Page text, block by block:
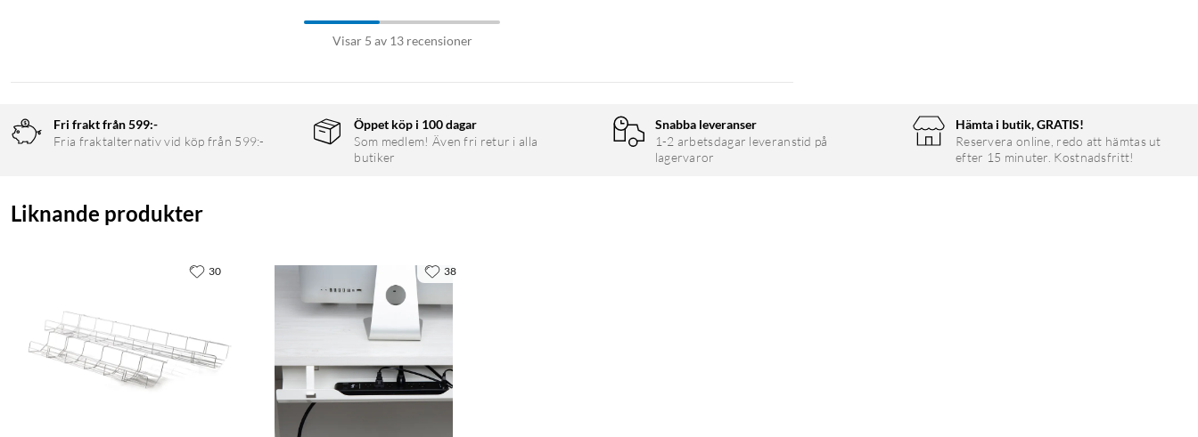
Visar 5 av 13 recensioner
Fri frakt från 599:-
Fria fraktalternativ vid köp från 599:-
Öppet köp i 100 dagar
Som medlem! Även fri retur i alla
butiker
Snabba leveranser
1-2 arbetsdagar leveranstid på
lagervaror
Hämta i butik, GRATIS!
Reservera online, redo att hämtas ut
efter 15 minuter. Kostnadsfritt!
Liknande produkter
30 38